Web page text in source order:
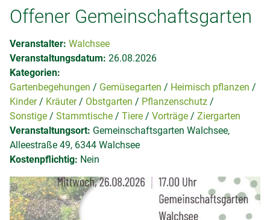
Offener Gemeinschaftsgarten
Veranstalter: Walchsee
Veranstaltungsdatum: 26.08.2026
Kategorien:
Gartenbegehungen
Gemüsegarten
Heimisch pflanzen
Kinder
Kräuter Obstgarten
Pflanzenschutz
Sonstige
Stammtische Tiere Vorträge
Ziergarten
Veranstaltungsort: Gemeinschaftsgarten Walchsee,
Alleestraße 49, 6344 Walchsee
Kostenpflichtig: Nein